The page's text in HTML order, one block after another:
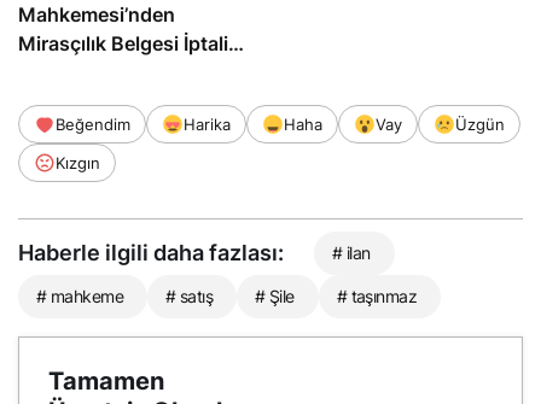
Mahkemesi’nden
Mirasçılık Belgesi İptali
Beğendim Harika Haha Vay
Üzgün
Kızgın
Haberle ilgili daha fazlası: # ilan
# mahkeme # satış # Şile # taşınmaz
Tamamen